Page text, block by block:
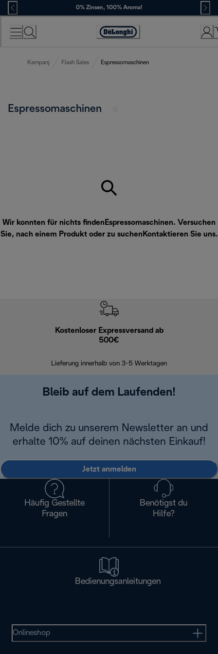
Skip
to
Content
0% Zinsen, 100% Aroma!
Erklärung
Zugänglichkeit
Kampanj Flash Sales Espressomaschinen
Espressomaschinen
Wir konnten für nichts findenEspressomaschinen. Versuchen
Sie, nach einem Produkt oder zu suchen Kontaktieren Sie uns.
Kostenloser Expressversand ab
500€
Lieferung innerhalb von 3-5 Werktagen
Bleib auf dem Laufenden!
Melde dich zu unserem Newsletter an und
erhalte 10% auf deinen nächsten Einkauf!
Jetzt anmelden
Häufig Gestellte
Fragen
Benötigst du
Hilfe?
Bedienungsanleitungen
Onlineshop